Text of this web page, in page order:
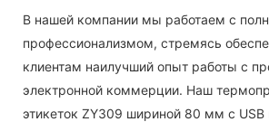
В нашей компании мы работаем с
профессионализмом, стремясь
клиентам наилучший опыт работы с
электронной коммерции. Наш
этикеток ZY309 шириной 80 мм с USB